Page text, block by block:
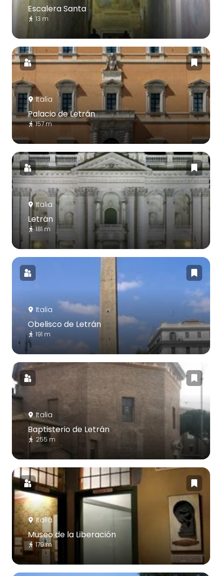
Escalera Santa
13 m
Italia
Palacio de Letrán
157 m
Italia
Letrán
181 m
Italia
Obelisco de Letrán
191 m
Italia
Baptisterio de Letrán
255 m
Italia
Museo de la Liberación
179 m